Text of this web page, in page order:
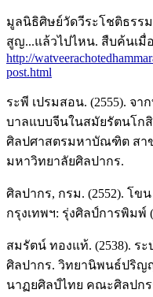
มูลนิธิศิษย์วัดวีระโชติธรรม
สูญ...แล้วไปไหน. สืบค้นเมื่
http://
post.html
ระพี เปรมสอน. (2555). จ
บาลแบบจีนในสมัยรัตนโ
ศิลปศาสตรมหาบัณฑิต สา
มหาวิทยาลัยศิลปากร.
ศิลปากร, กรม. (2552). โ
กรุงเทพฯ: รุ่งศิลป์การพิมพ์
สมรัตน์ ทองแท้. (2538). ร
ศิลปากร. วิทยานิพนธ์ปริ
นาฏยศิลป์ไทย คณะศิลปก